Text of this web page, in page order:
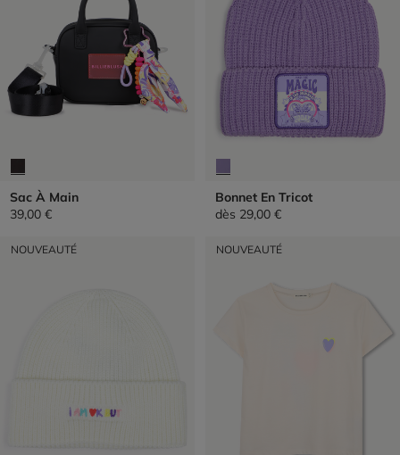
Sac À Main
39,00 €
Bonnet En Tricot
dès 29,00 €
NOUVEAUTÉ NOUVEAUTÉ